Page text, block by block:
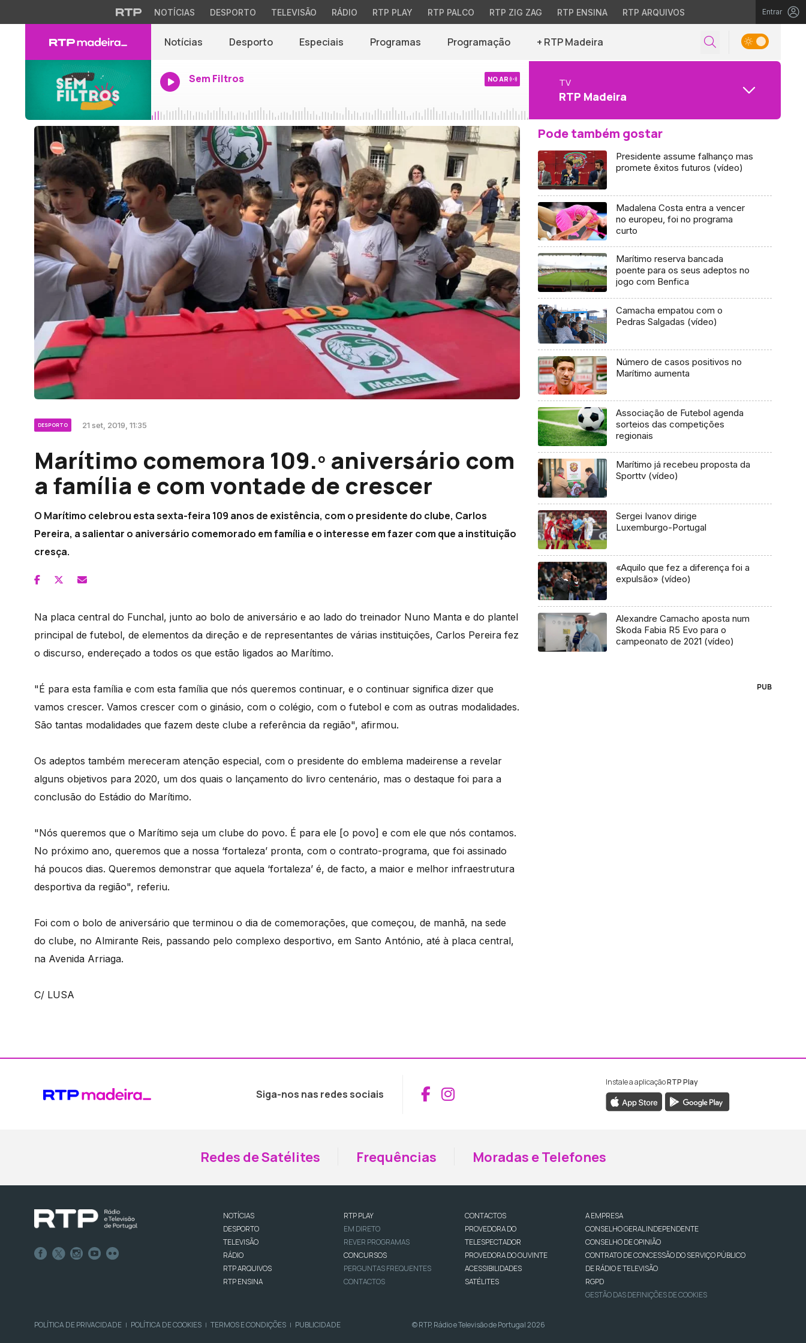
NOTÍCIAS DESPORTO TELEVISÃO RÁDIO RTP PLAY RTP PALCO RTP ZIG ZAG RTP ENSINA RTP ARQUIVOS Entrar
Notícias Desporto Especiais Programas Programação + RTP Madeira
Sem Filtros NO AR TV
RTP Madeira
DESPORTO 21 set, 2019, 11:35
Marítimo comemora 109.º aniversário com
a família e com vontade de crescer
O Marítimo celebrou esta sexta-feira 109 anos de existência, com o presidente do clube, Carlos
Pereira, a salientar o aniversário comemorado em família e o interesse em fazer com que a instituição
cresça.
Na placa central do Funchal, junto ao bolo de aniversário e ao lado do treinador Nuno Manta e do plantel
principal de futebol, de elementos da direção e de representantes de várias instituições, Carlos Pereira fez
o discurso, endereçado a todos os que estão ligados ao Marítimo.
"É para esta família e com esta família que nós queremos continuar, e o continuar significa dizer que
vamos crescer. Vamos crescer com o ginásio, com o colégio, com o futebol e com as outras modalidades.
São tantas modalidades que fazem deste clube a referência da região", afirmou.
Os adeptos também mereceram atenção especial, com o presidente do emblema madeirense a revelar
alguns objetivos para 2020, um dos quais o lançamento do livro centenário, mas o destaque foi para a
conclusão do Estádio do Marítimo.
"Nós queremos que o Marítimo seja um clube do povo. É para ele [o povo] e com ele que nós contamos.
No próximo ano, queremos que a nossa ‘fortaleza’ pronta, com o contrato-programa, que foi assinado
há poucos dias. Queremos demonstrar que aquela ‘fortaleza’ é, de facto, a maior e melhor infraestrutura
desportiva da região", referiu.
Foi com o bolo de aniversário que terminou o dia de comemorações, que começou, de manhã, na sede
do clube, no Almirante Reis, passando pelo complexo desportivo, em Santo António, até à placa central,
na Avenida Arriaga.
C/ LUSA
Pode também gostar
Presidente assume falhanço mas
promete êxitos futuros (vídeo)
Madalena Costa entra a vencer
no europeu, foi no programa
curto
Marítimo reserva bancada
poente para os seus adeptos no
jogo com Benfica
Camacha empatou com o
Pedras Salgadas (vídeo)
Número de casos positivos no
Marítimo aumenta
Associação de Futebol agenda
sorteios das competições
regionais
Marítimo já recebeu proposta da
Sporttv (vídeo)
Sergei Ivanov dirige
Luxemburgo-Portugal
«Aquilo que fez a diferença foi a
expulsão» (vídeo)
Alexandre Camacho aposta num
Skoda Fabia R5 Evo para o
campeonato de 2021 (vídeo)
PUB
Siga-nos nas redes sociais Aceder ao Facebook da RTP Madeira
Aceder ao Instagram da RTP Madeira
Instale a aplicaçãoRTP Play
Redes de Satélites Frequências Moradas e Telefones
NOTÍCIAS
DESPORTO
TELEVISÃO
RÁDIO
RTP ARQUIVOS
RTP ENSINA
RTP PLAY
EM DIRETO
REVER PROGRAMAS
CONCURSOS
PERGUNTAS FREQUENTES
CONTACTOS
CONTACTOS
PROVEDORA DO
TELESPECTADOR
PROVEDORA DO OUVINTE
ACESSIBILIDADES
SATÉLITES
A EMPRESA
CONSELHO GERAL INDEPENDENTE
CONSELHO DE OPINIÃO
CONTRATO DE CONCESSÃO DO SERVIÇO PÚBLICO
DE RÁDIO E TELEVISÃO
RGPD
GESTÃO DAS DEFINIÇÕES DE COOKIES
POLÍTICA DE PRIVACIDADE | POLÍTICA DE COOKIES | TERMOS E CONDIÇÕES | PUBLICIDADE © RTP, Rádio e Televisão de Portugal 2026